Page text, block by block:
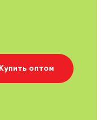
Купить оптом